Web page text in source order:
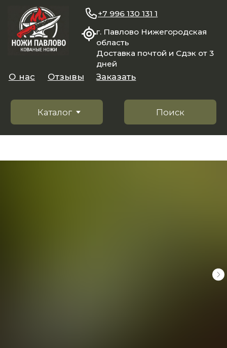
область
Доставка почтой и Сдэк от 3
Поиск
Каталог
Заказать
+7 996 130 131 1